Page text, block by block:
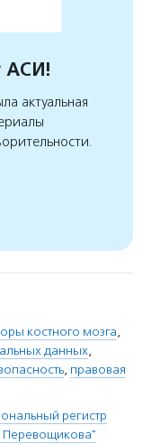
АСИ!
актуальная
костного мозга,
данных,
, правовая
регистр
Перевощикова"